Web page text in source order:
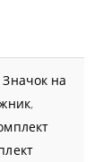
Значок на
,